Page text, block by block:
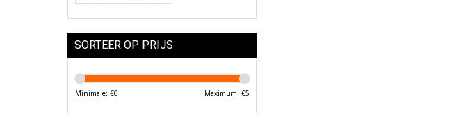
SORTEER OP PRIJS
Minimale: €0 Maximum: €5